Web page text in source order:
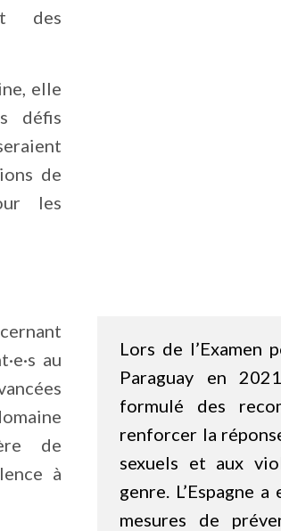
des
elle
défis
de
les
au
de
à
Lors de l’Examen
Paraguay en
formulé des
renforcer la
sexuels et aux
genre. L’Espagne
mesures de